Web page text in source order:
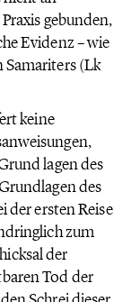
gebunden,
Evidenz – wie
Samariters (Lk
keine
lagen des
des
der ersten Reise
zum
der
Tod der